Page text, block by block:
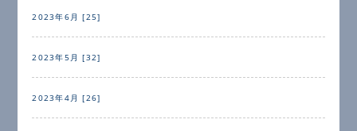
2023年6月 [25]
2023年5月 [32]
2023年4月 [26]